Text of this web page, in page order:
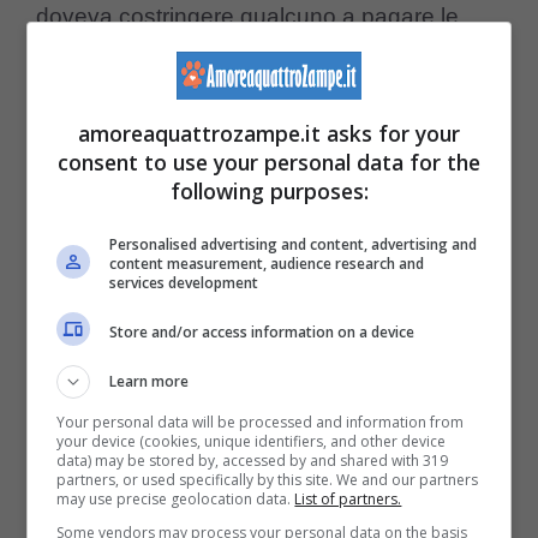
doveva costringere qualcuno a pagare le
tasse, è probabile che utilizzasse il
Dobermann non solo per difesa personale
ma anche per i suoi modi ‘convincenti’.
Insomma è probabile che questi ultimi,
sentendosi minacciati dal cane, ne abbiano
fatto una pessima descrizione fin da subito.
Col tempo poi le leggende sulla razza sono
arrivate a sfiorare quasi il fantascientifico: si
diceva che questo cane avesseil cervello
di dimensioni abnormie che, crescendo,
avrebbe premuto sulla calotta cranica, fino a
amoreaquattrozampe.it asks for your
consent to use your personal data for the
following purposes:
Personalised advertising and content, advertising and
content measurement, audience research and
services development
Store and/or access information on a device
Learn more
Your personal data will be processed and information from
your device (cookies, unique identifiers, and other device
data) may be stored by, accessed by and shared with 319
partners, or used specifically by this site. We and our partners
may use precise geolocation data. List of partners.
Some vendors may process your personal data on the basis